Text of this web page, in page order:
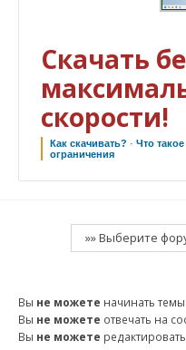
Скачать
скорости!
Как скачивать? ·Что
ограничения
Вы не можете начинать темы
Вы не можете отвечать на
Вы не можете